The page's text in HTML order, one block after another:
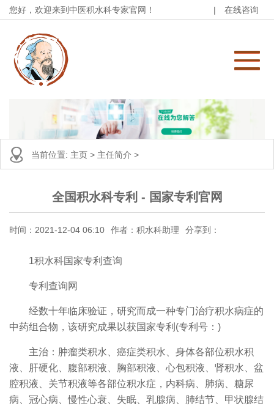
您好，欢迎来到中医积水科专家官网！ | 在线咨询
当前位置: 主页 > 主任简介 >
全国积水科专利 - 国家专利官网
时间：2021-12-04 06:10 作者：积水科助理 分享到：
1积水科国家专利查询
专利查询网
经数十年临床验证，研究而成一种专门治疗积水病症的
中药组合物，该研究成果以获国家专利(专利号：)
主治：肿瘤类积水、癌症类积水、身体各部位积水积
液、肝硬化、腹部积液、胸部积液、心包积液、肾积水、盆
腔积液、关节积液等各部位积水症，内科病、肺病、糖尿
病、冠心病、慢性心衰、失眠、乳腺病、肺结节、甲状腺结